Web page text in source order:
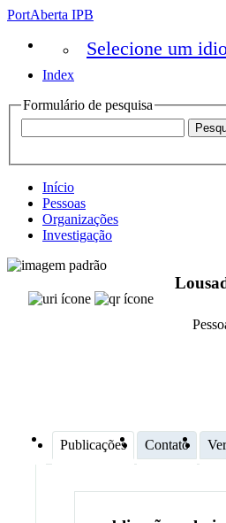
PortAberta IPB
Selecione um
Index
Formulário de pesquisa
Início
Pessoas
Organizações
Investigação
Publicações Contato